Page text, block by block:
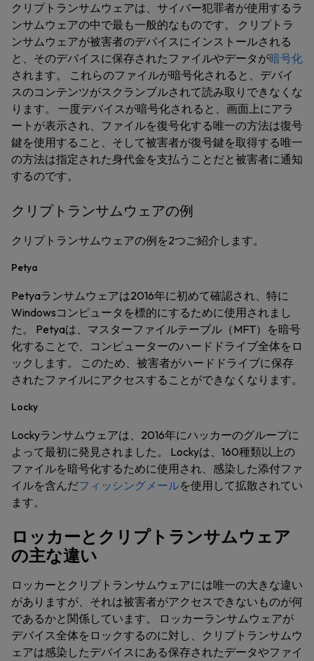
クリプトランサムウェアは、サイバー犯罪者が使用するラ
ンサムウェアの中で最も一般的なものです。 クリプトラ
ンサムウェアが被害者のデバイスにインストールされる
と、そのデバイスに保存されたファイルやデータが暗号化
されます。 これらのファイルが暗号化されると、デバイ
スのコンテンツがスクランブルされて読み取りできなくな
ります。 一度デバイスが暗号化されると、画面上にアラ
ートが表示され、ファイルを復号化する唯一の方法は復号
鍵を使用すること、そして被害者が復号鍵を取得する唯一
の方法は指定された身代金を支払うことだと被害者に通知
するのです。
クリプトランサムウェアの例
クリプトランサムウェアの例を2つご紹介します。
Petya
Petyaランサムウェアは2016年に初めて確認され、特に
Windowsコンピュータを標的にするために使用されまし
た。 Petyaは、マスターファイルテーブル（MFT）を暗号
化することで、コンピューターのハードドライブ全体をロ
ックします。 このため、被害者がハードドライブに保存
されたファイルにアクセスすることができなくなります。
Locky
Lockyランサムウェアは、2016年にハッカーのグループに
よって最初に発見されました。 Lockyは、160種類以上の
ファイルを暗号化するために使用され、感染した添付ファ
イルを含んだフィッシングメールを使用して拡散されてい
ます。
ロッカーとクリプトランサムウェア
の主な違い
ロッカーとクリプトランサムウェアには唯一の大きな違い
がありますが、それは被害者がアクセスできないものが何
であるかと関係しています。 ロッカーランサムウェアが
デバイス全体をロックするのに対し、クリプトランサムウ
ェアは感染したデバイスにある保存されたデータやファイ